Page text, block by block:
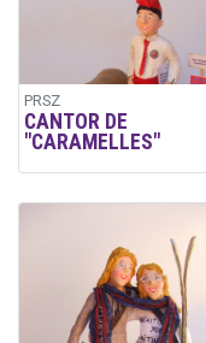
PRSZ
CANTOR DE
"CARAMELLES"